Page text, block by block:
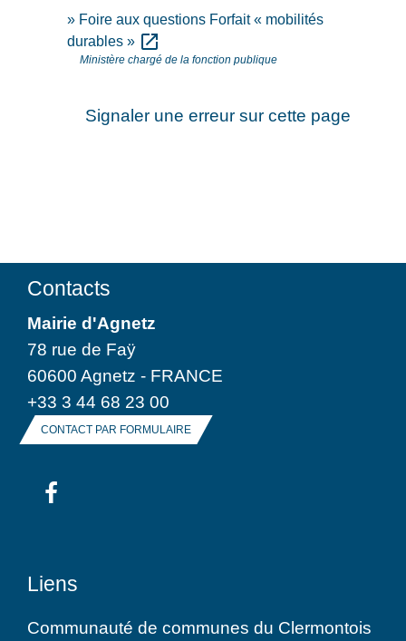
Foire aux questions Forfait « mobilités
durables » open_in_new
Ministère chargé de la fonction publique
Signaler une erreur sur cette page
Contacts
Mairie d'Agnetz
78 rue de Faÿ
60600 Agnetz - FRANCE
+33 3 44 68 23 00
CONTACT PAR FORMULAIRE
Liens
Communauté de communes du Clermontois